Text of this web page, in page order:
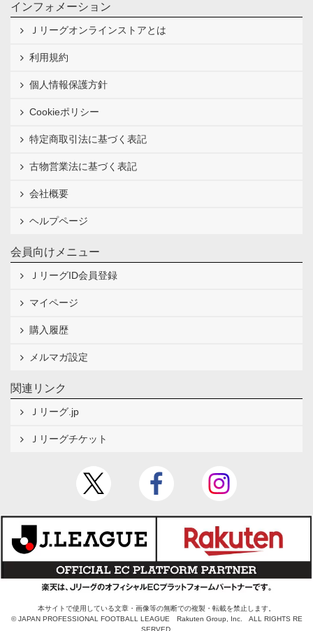
インフォメーション
Ｊリーグオンラインストアとは
利用規約
個人情報保護方針
Cookieポリシー
特定商取引法に基づく表記
古物営業法に基づく表記
会社概要
ヘルプページ
会員向けメニュー
ＪリーグID会員登録
マイページ
購入履歴
メルマガ設定
関連リンク
Ｊリーグ.jp
Ｊリーグチケット
本サイトで使用している文章・画像等の無断での複製・転載を禁止します。
© JAPAN PROFESSIONAL FOOTBALL LEAGUE Rakuten Group, Inc. ALL RIGHTS RE
SERVED.